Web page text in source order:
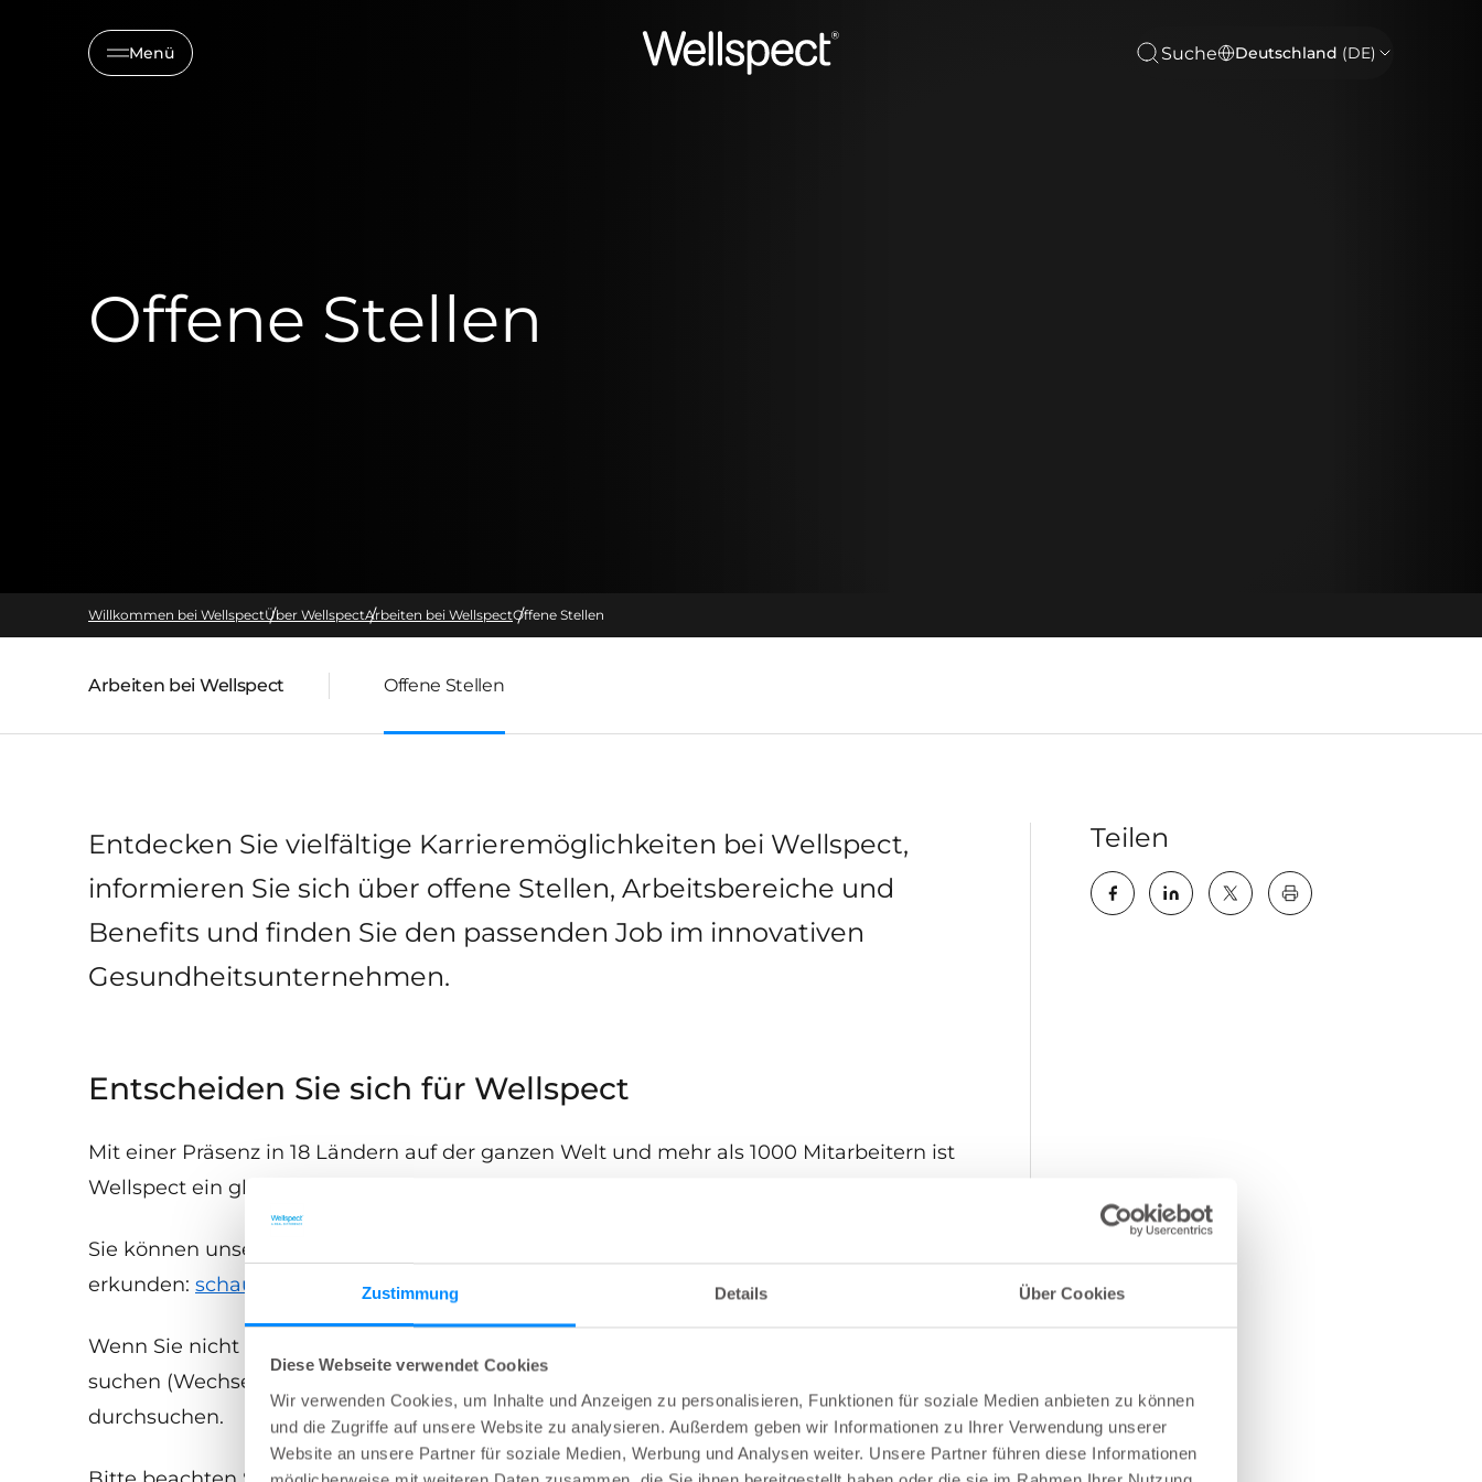
Zustimmung Details Über Cookies
Diese Webseite verwendet Cookies
Wir verwenden Cookies, um Inhalte und Anzeigen zu personalisieren, Funktionen für soziale Medien anbieten zu können
und die Zugriffe auf unsere Website zu analysieren. Außerdem geben wir Informationen zu Ihrer Verwendung unserer
Website an unsere Partner für soziale Medien, Werbung und Analysen weiter. Unsere Partner führen diese Informationen
Menü
Wellspect
Suche Deutschland (DE)
Offene Stellen
Willkommen bei WellspectÜber WellspectArbeiten bei WellspectOffene Stellen
übergeordnete Seite:
Arbeiten bei Wellspect Offene Stellen
Entdecken Sie vielfältige Karrieremöglichkeiten bei Wellspect,
informieren Sie sich über offene Stellen, Arbeitsbereiche und
Benefits und finden Sie den passenden Job im innovativen
Gesundheitsunternehmen.
Entscheiden Sie sich für Wellspect
Mit einer Präsenz in 18 Ländern auf der ganzen Welt und mehr als 1000 Mitarbeitern ist
Wellspect ein globaler Arbeitgeber, der eine breite Palette von Positionen anbietet.
Sie können unsere aktuellen Stellenangebote für Positionen auf der ganzen Welt hier
erkunden: schauen Sie sich unsere verfügbaren Positionen an.
Wenn Sie nicht offen für einen Umzug sind und nach Stellen speziell in Deutschland
suchen (Wechsel in Ihr Land), geben Sie den Standort an, bevor Sie das Jobportal
durchsuchen.
Teilen
key:global.print-this-